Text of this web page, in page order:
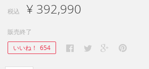
税込 ¥ 392,990
販売終了
いいね！ 654